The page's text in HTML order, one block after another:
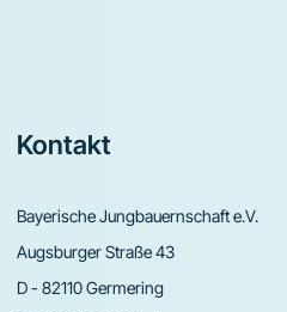
Footer
Kontakt
Bayerische Jungbauernschaft e.V.
Augsburger Straße 43
D - 82110 Germering